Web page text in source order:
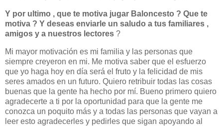
Y por ultimo , que te motiva jugar Baloncesto ? Que te
motiva ? Y deseas enviarle un saludo a tus familiares ,
amigos y a nuestros lectores ?
Mi mayor motivación es mi familia y las personas que
siempre creyeron en mi. Me motiva saber que el esfuerzo
que yo haga hoy en día será el fruto y la felicidad de mis
seres amados en un futuro. Quiero retribuir todas las cosas
buenas que la gente ha hecho por mí. Bueno primero quiero
agradecerte a ti por la oportunidad para que la gente me
conozca un poquito más y a todas las personas que vayan a
leer esto agradecerles y pedirles que sigan apoyando al